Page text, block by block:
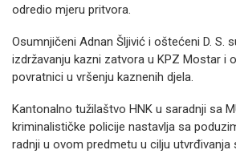
odredio mjeru pritvora.
Osumnjičeni Adnan Šljivić i oštećeni D. S.
izdržavanju kazni zatvora u KPZ Mostar i
povratnici u vršenju kaznenih djela.
Kantonalno tužilaštvo HNK u saradnji sa
kriminalističke policije nastavlja sa
radnji u ovom predmetu u cilju utvrđivanja